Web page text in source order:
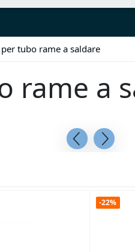
tubo rame a saldare
rame a
-22%